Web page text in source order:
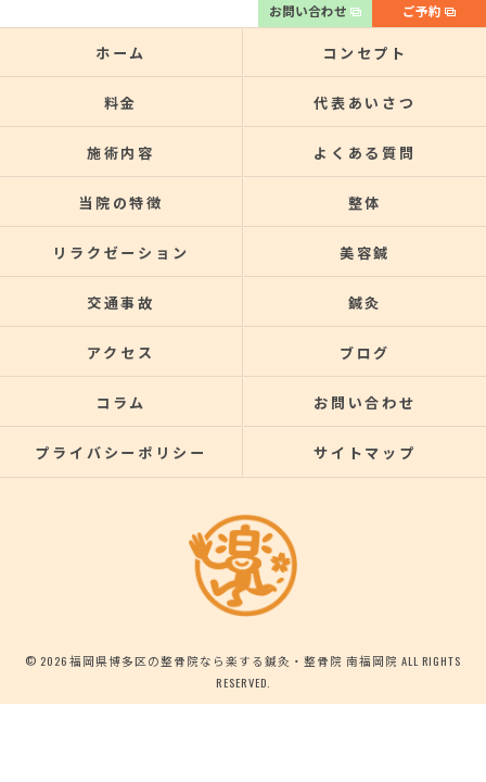
お問い合わせ ご予約
ホーム コンセプト
料金 代表あいさつ
施術内容 よくある質問
当院の特徴 整体
リラクゼーション 美容鍼
交通事故 鍼灸
アクセス ブログ
コラム お問い合わせ
プライバシーポリシー サイトマップ
© 2026 福岡県博多区の整骨院なら楽する鍼灸・整骨院 南福岡院 ALL RIGHTS
RESERVED.